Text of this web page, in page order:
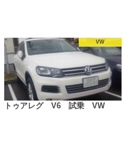
VW
トゥアレグ V6 試乗 VW